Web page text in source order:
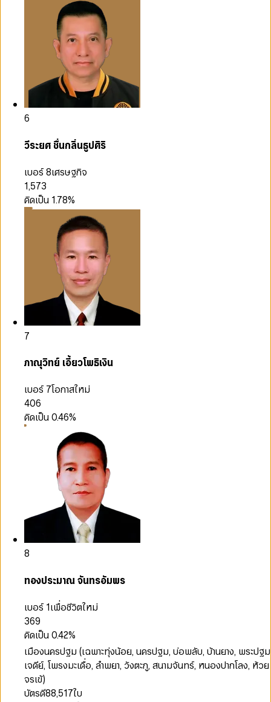
6
วีระยศ ชื่นกลิ่นธูปศิริ
เบอร์ 8เศรษฐกิจ
1,573
คิดเป็น 1.78%
7
ภาณุวิทย์ เอี้ยวโพธิเงิน
เบอร์ 7โอกาสใหม่
406
คิดเป็น0.46%
8
ทองประมาณ จันทรอัมพร
เบอร์ 1เพื่อชีวิตใหม่
369
คิดเป็น0.42%
เมืองนครปฐม (เฉพาะทุ่งน้อย, นครปฐม, บ่อพลับ, บ้านยาง, พระปฐม
เจดีย์, โพรงมะเดื่อ, ลำพยา, วังตะกู, สนามจันทร์, หนองปากโลง, ห้วย
จรเข้)
บัตรดี88,517ใบ